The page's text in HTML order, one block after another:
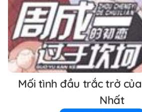
Mối tình đầu trắc trở
Nhất